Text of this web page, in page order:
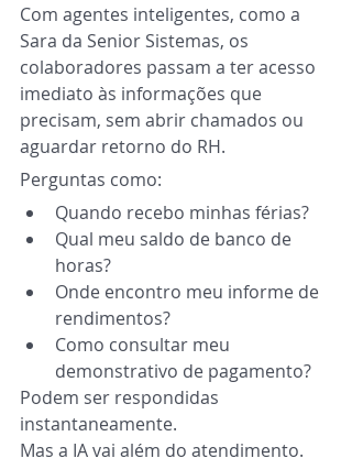
Com agentes inteligentes, como a
Sara da Senior Sistemas, os
colaboradores passam a ter acesso
imediato às informações que
precisam, sem abrir chamados ou
aguardar retorno do RH.
Perguntas como:
Quando recebo minhas férias?
Qual meu saldo de banco de
horas?
Onde encontro meu informe de
rendimentos?
Como consultar meu
demonstrativo de pagamento?
Podem ser respondidas
instantaneamente.
Mas a IA vai além do atendimento.